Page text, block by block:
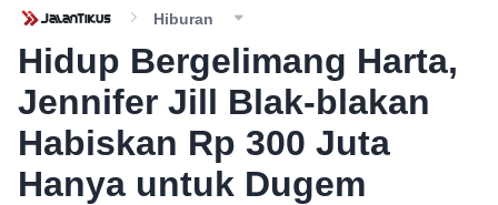
Hiburan
Hidup Bergelimang Harta,
Jennifer Jill Blak-blakan
Habiskan Rp 300 Juta
Hanya untuk Dugem